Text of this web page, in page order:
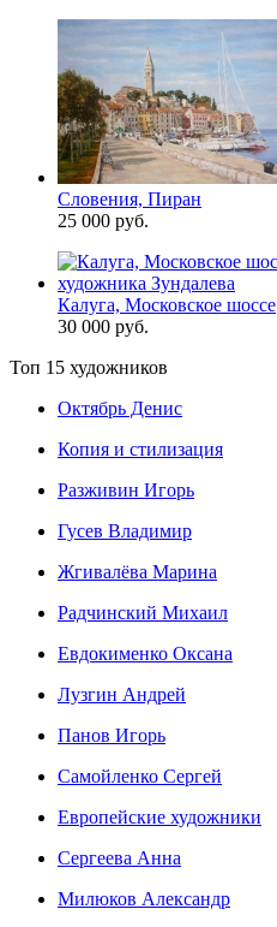
Словения, Пиран
25 000 руб.
Калуга, Московское шоссе
30 000 руб.
Топ 15 художников
Октябрь Денис
Копия и стилизация
Разживин Игорь
Гусев Владимир
Жгивалёва Марина
Радчинский Михаил
Евдокименко Оксана
Лузгин Андрей
Панов Игорь
Сaмoйленко Сергей
Европейские художники
Сергеева Анна
Милюков Александр